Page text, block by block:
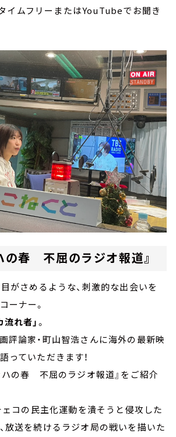
イムフリーまたはYouTubeでお聞き
の春 不屈のラジオ報道』
がさめるような、刺激的な出会いを
ーナー。
流れ者」。
評論家・町山智浩さんに海外の最新映
っていただきます！
ハの春 不屈のラジオ報道』をご紹介
コの民主化運動を潰そうと侵攻した
放送を続けるラジオ局の戦いを描いた